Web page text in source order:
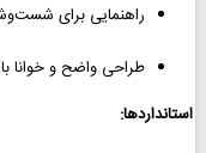
راهنمایی برای
طراحی واضح و خوانا
استانداردها: